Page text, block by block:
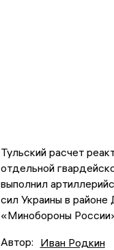
Тульский расчет
отдельной
выполнил
сил Украины в
«Минобороны
Автор: Иван Родкин